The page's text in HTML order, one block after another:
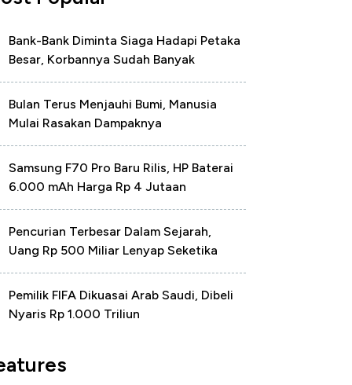
Bank-Bank Diminta Siaga Hadapi Petaka
Besar, Korbannya Sudah Banyak
Bulan Terus Menjauhi Bumi, Manusia
Mulai Rasakan Dampaknya
Samsung F70 Pro Baru Rilis, HP Baterai
6.000 mAh Harga Rp 4 Jutaan
Pencurian Terbesar Dalam Sejarah,
Uang Rp 500 Miliar Lenyap Seketika
Pemilik FIFA Dikuasai Arab Saudi, Dibeli
Nyaris Rp 1.000 Triliun